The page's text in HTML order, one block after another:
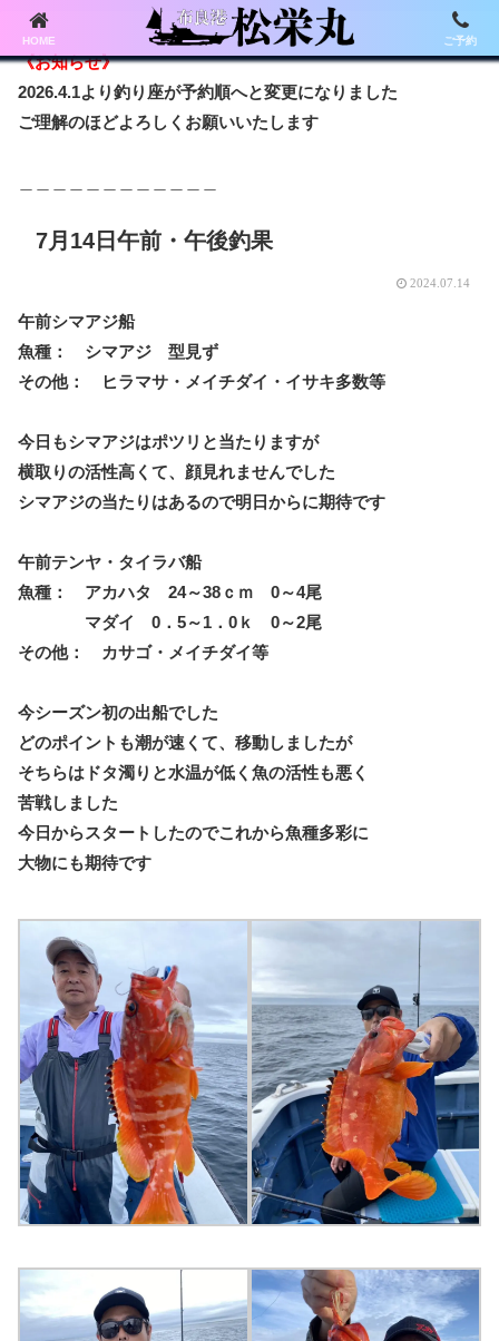
《お知らせ》
2026.4.1より釣り座が予約順へと変更になりました
ご理解のほどよろしくお願いいたします
7月14日午前・午後釣果
2024.07.14
午前シマアジ船
魚種： シマアジ 型見ず
その他： ヒラマサ・メイチダイ・イサキ多数等
今日もシマアジはポツリと当たりますが
横取りの活性高くて、顔見れませんでした
シマアジの当たりはあるので明日からに期待です
午前テンヤ・タイラバ船
魚種： アカハタ 24～38ｃｍ 0～4尾
マダイ 0．5～1．0ｋ 0～2尾
その他： カサゴ・メイチダイ等
今シーズン初の出船でした
どのポイントも潮が速くて、移動しましたが
そちらはドタ濁りと水温が低く魚の活性も悪く
苦戦しました
今日からスタートしたのでこれから魚種多彩に
大物にも期待です
HOME ご予約